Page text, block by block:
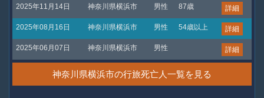
2025年11月14日 神奈川県横浜市 男性 87歳 詳細
2025年08月16日 神奈川県横浜市 男性 54歳以上 詳細
2025年06月07日 神奈川県横浜市 男性 詳細
神奈川県横浜市の行旅死亡人一覧を見る